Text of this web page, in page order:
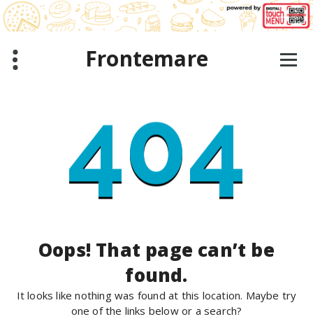
Skip
to
content
Frontemare
404
Oops! That page can’t be
found.
It looks like nothing was found at this location. Maybe try
one of the links below or a search?